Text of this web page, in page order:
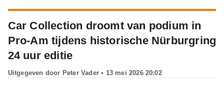
Car Collection droomt van podium in
Pro-Am tijdens historische Nürburgring
24 uur editie
Uitgegeven door Peter Vader• 13 mei 2026 20:02